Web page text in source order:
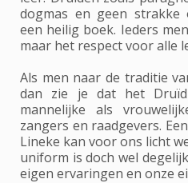
dogmas en geen strakke
een heilig boek. Ieders
maar het respect voor alle
Als men naar de traditie
dan zie je dat het
mannelijke als
zangers en raadgevers.
Lineke kan voor ons licht
uniform is doch wel
eigen ervaringen en onze